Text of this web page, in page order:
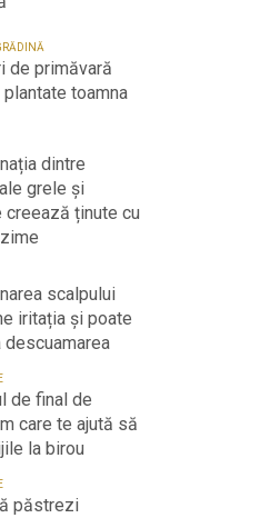
de primăvară
toamna
dintre
grele și
creează ținute cu
scalpului
iritația și poate
descuamarea
de final de
care te ajută să
la birou
păstrezi